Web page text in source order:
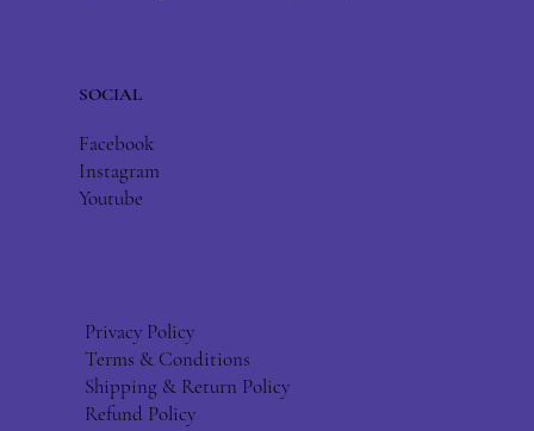
SOCIAL
Facebook
Instagram
Youtube
Privacy Policy
Terms & Conditions
Shipping & Return Policy
Refund Policy